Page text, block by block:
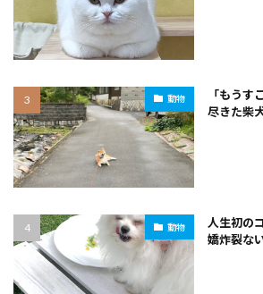
動物
「もうす
尽きた柴
動物
人生初の
嬌炸裂な